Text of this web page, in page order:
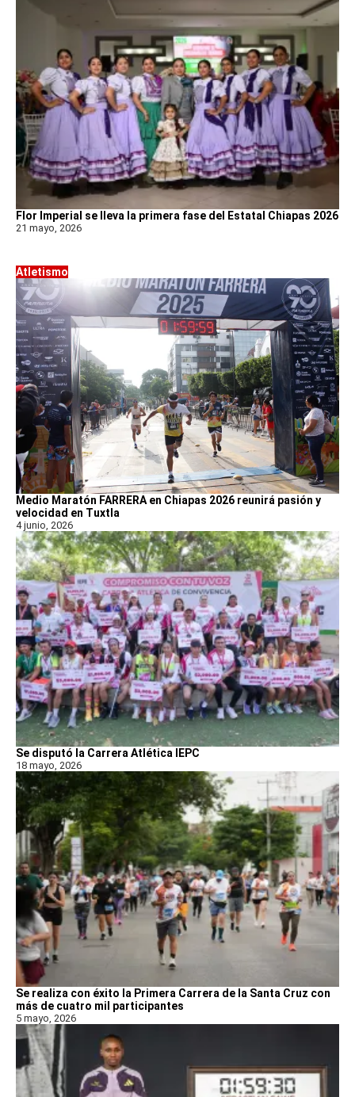
Flor Imperial se lleva la primera fase del Estatal Chiapas 2026
21 mayo, 2026
Atletismo
Medio Maratón FARRERA en Chiapas 2026 reunirá pasión y
velocidad en Tuxtla
4 junio, 2026
Se disputó la Carrera Atlética IEPC
18 mayo, 2026
Se realiza con éxito la Primera Carrera de la Santa Cruz con
más de cuatro mil participantes
5 mayo, 2026